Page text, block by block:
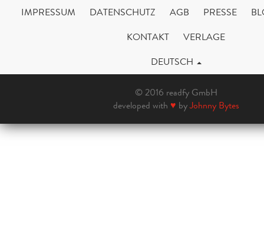
IMPRESSUM DATENSCHUTZ AGB PRESSE
KONTAKT
VERLAGE
DEUTSCH
© 2016 readfy GmbH
developed with ♥ byJohnny Bytes